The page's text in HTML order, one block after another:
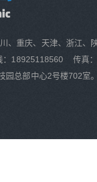
、重庆、天津、浙江
18925118560 传真
园总部中心2号楼702室